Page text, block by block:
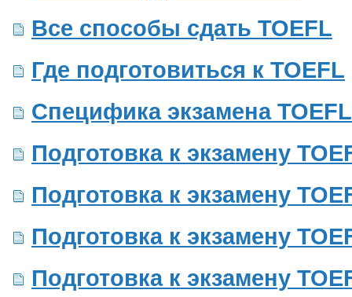
Все способы сдать TOEFL
Где подготовиться к TOEFL
Специфика экзамена TOEFL
Подготовка к экзамену
Подготовка к экзамену
Подготовка к экзамену
Подготовка к экзамену